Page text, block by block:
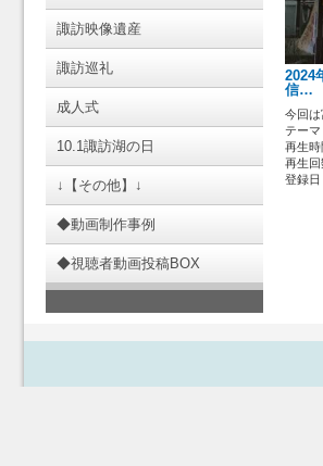
諏訪映像遺産
諏訪巡礼
成人式
10.1諏訪湖の日
↓【その他】↓
◆動画制作事例
◆視聴者動画投稿BOX
2024
信…
今回
テー
再生時
再生回
登録日